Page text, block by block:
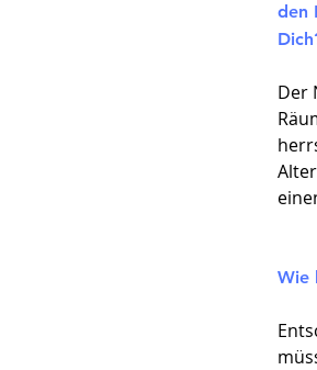
den
Der
Wie